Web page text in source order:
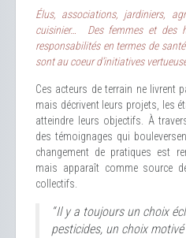
Élus, associations, jardiniers,
cuisinier… Des femmes et des
responsabilités en termes de
sont au coeur d’initiatives
Ces acteurs de terrain ne livrent
mais décrivent leurs projets, les
atteindre leurs objectifs. À
des témoignages qui
changement de pratiques est
mais apparaît comme source
collectifs.
“ Il y a toujours un choix
pesticides, un choix